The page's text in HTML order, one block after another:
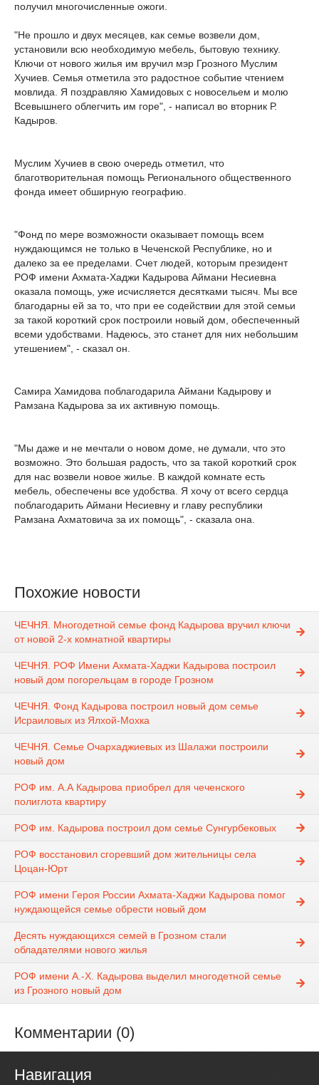
получил многочисленные ожоги.
"Не прошло и двух месяцев, как семье возвели дом,
установили всю необходимую мебель, бытовую технику.
Ключи от нового жилья им вручил мэр Грозного Муслим
Хучиев. Семья отметила это радостное событие чтением
мовлида. Я поздравляю Хамидовых с новосельем и молю
Всевышнего облегчить им горе", - написал во вторник Р.
Кадыров.
Муслим Хучиев в свою очередь отметил, что
благотворительная помощь Регионального общественного
фонда имеет обширную географию.
"Фонд по мере возможности оказывает помощь всем
нуждающимся не только в Чеченской Республике, но и
далеко за ее пределами. Счет людей, которым президент
РОФ имени Ахмата-Хаджи Кадырова Аймани Несиевна
оказала помощь, уже исчисляется десятками тысяч. Мы все
благодарны ей за то, что при ее содействии для этой семьи
за такой короткий срок построили новый дом, обеспеченный
всеми удобствами. Надеюсь, это станет для них небольшим
утешением", - сказал он.
Самира Хамидова поблагодарила Аймани Кадырову и
Рамзана Кадырова за их активную помощь.
"Мы даже и не мечтали о новом доме, не думали, что это
возможно. Это большая радость, что за такой короткий срок
для нас возвели новое жилье. В каждой комнате есть
мебель, обеспечены все удобства. Я хочу от всего сердца
поблагодарить Аймани Несиевну и главу республики
Рамзана Ахматовича за их помощь", - сказала она.
Похожие новости
ЧЕЧНЯ. Многодетной семье фонд Кадырова вручил ключи
от новой 2-х комнатной квартиры
ЧЕЧНЯ. РОФ Имени Ахмата-Хаджи Кадырова построил
новый дом погорельцам в городе Грозном
ЧЕЧНЯ. Фонд Кадырова построил новый дом семье
Исраиловых из Ялхой-Мохка
ЧЕЧНЯ. Семье Очархаджиевых из Шалажи построили
новый дом
РОФ им. А.А Кадырова приобрел для чеченского
полиглота квартиру
РОФ им. Кадырова построил дом семье Сунгурбековых
РОФ восстановил сгоревший дом жительницы села
Цоцан-Юрт
РОФ имени Героя России Ахмата-Хаджи Кадырова помог
нуждающейся семье обрести новый дом
Десять нуждающихся семей в Грозном стали
обладателями нового жилья
РОФ имени А.-Х. Кадырова выделил многодетной семье
из Грозного новый дом
Комментарии (0)
Навигация